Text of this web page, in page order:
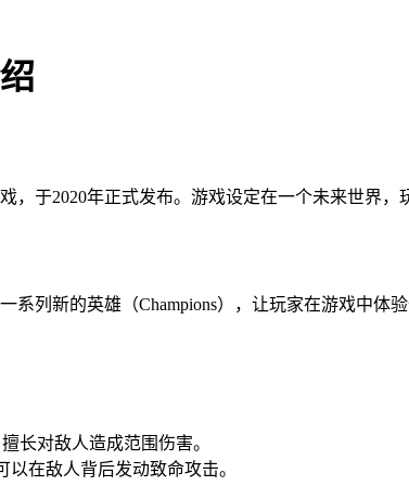
，于2020年正式发布。游戏设定在一个未来世界，
列新的英雄（Champions），让玩家在游戏中体验
长对敌人造成范围伤害。
以在敌人背后发动致命攻击。